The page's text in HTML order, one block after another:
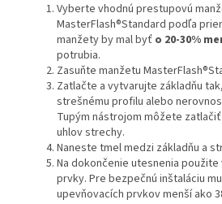
Vyberte vhodnú prestupovú
MasterFlash®Standard podľa
manžety by mal byť o 20-30%
potrubia.
Zasuňte manžetu
Zatlačte a vytvarujte základňu
strešnému profilu alebo
Tupým nástrojom môžete
uhlov strechy.
Naneste tmel medzi základňu a
Na dokončenie utesnenia
prvky. Pre bezpečnú inštaláciu
upevňovacích prvkov menší ako